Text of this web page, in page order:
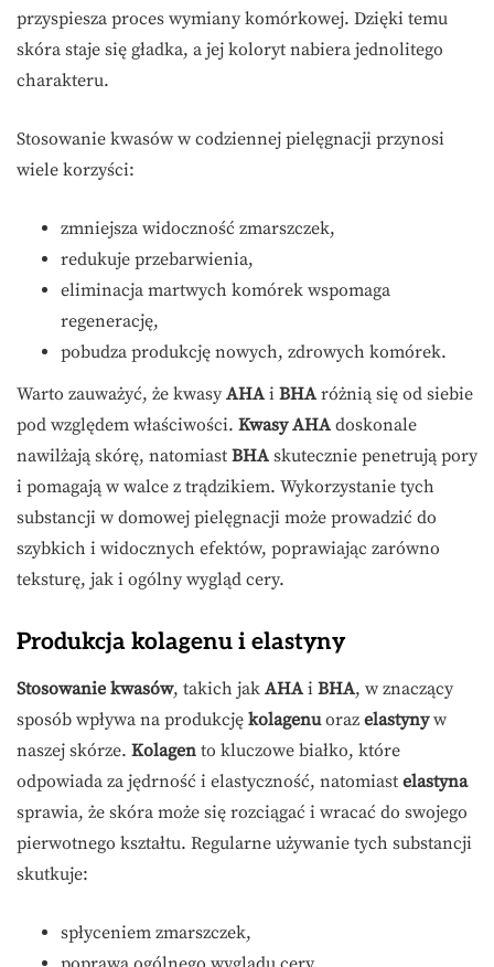
przyspiesza proces wymiany komórkowej. Dzięki temu
skóra staje się gładka, a jej koloryt nabiera jednolitego
charakteru.
Stosowanie kwasów w codziennej pielęgnacji przynosi
wiele korzyści:
zmniejsza widoczność zmarszczek,
redukuje przebarwienia,
eliminacja martwych komórek wspomaga
regenerację,
pobudza produkcję nowych, zdrowych komórek.
Warto zauważyć, że kwasy AHA i BHA różnią się od siebie
pod względem właściwości. Kwasy AHA doskonale
nawilżają skórę, natomiast BHA skutecznie penetrują pory
i pomagają w walce z trądzikiem. Wykorzystanie tych
substancji w domowej pielęgnacji może prowadzić do
szybkich i widocznych efektów, poprawiając zarówno
teksturę, jak i ogólny wygląd cery.
Produkcja kolagenu i elastyny
Stosowanie kwasów, takich jak AHA i BHA, w znaczący
sposób wpływa na produkcję kolagenuoraz elastynyw
naszej skórze. Kolagen to kluczowe białko, które
odpowiada za jędrność i elastyczność, natomiast elastyna
sprawia, że skóra może się rozciągać i wracać do swojego
pierwotnego kształtu. Regularne używanie tych substancji
skutkuje:
spłyceniem zmarszczek,